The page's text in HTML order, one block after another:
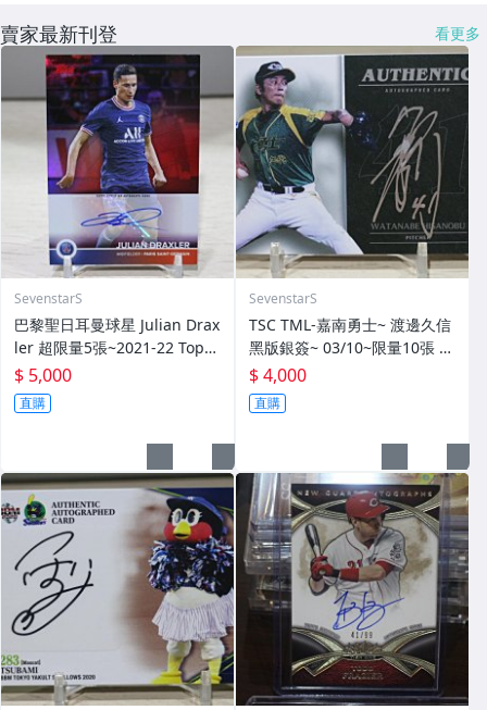
賣家最新刊登 看更多
SevenstarS
巴黎聖日耳曼球星 Julian Drax
ler 超限量5張~2021-22 Topp
s Paris Saint-Germain SSP
亮面簽名卡~
$ 5,000
直購
SevenstarS
TSC TML-嘉南勇士~ 渡邊久信
黑版銀簽~ 03/10~限量10張 簽
名卡~交換卡 已換回~ 簽背號4
1~西武獅日職3屆勝投王 勇士T
ML三冠王 MVP~
$ 4,000
直購